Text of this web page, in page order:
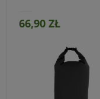
66,90 ZŁ